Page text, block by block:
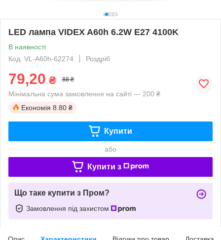
LED лампа VIDEX A60h 6.2W E27 4100K
В наявності
Код: VL-A60h-62274
Роздріб
79,20 ₴ 88 ₴
Мінімальна сума замовлення на сайті — 200 ₴
Економія 8.80 ₴
Купити
або
Купити з
Що таке купити з Пром?
Замовлення під захистом